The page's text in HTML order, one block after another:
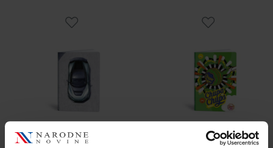
1,26 € 1,69 €